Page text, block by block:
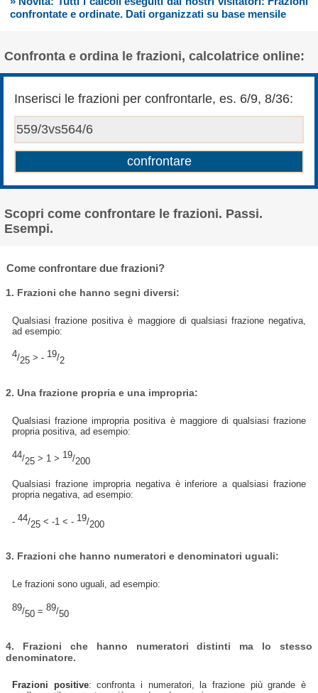
confrontate e ordinate. Dati organizzati su base mensile
Confronta e ordina le frazioni, calcolatrice online:
Inserisci le frazioni per confrontarle, es. 6/9, 8/36:
Scopri come confrontare le frazioni. Passi.
Esempi.
Come confrontare due frazioni?
1. Frazioni che hanno segni diversi:
Qualsiasi frazione positiva è maggiore di qualsiasi frazione negativa,
ad esempio:
4/25 > - 19/2
2. Una frazione propria e una impropria:
Qualsiasi frazione impropria positiva è maggiore di qualsiasi frazione
propria positiva, ad esempio:
44/25 > 1 > 19/200
Qualsiasi frazione impropria negativa è inferiore a qualsiasi frazione
propria negativa, ad esempio:
-44/25 < -1 < - 19/200
3. Frazioni che hanno numeratori e denominatori uguali:
Le frazioni sono uguali, ad esempio:
89/50 =89/50
4. Frazioni che hanno numeratori distinti ma lo stesso
denominatore.
Frazioni positive: confronta i numeratori, la frazione più grande è